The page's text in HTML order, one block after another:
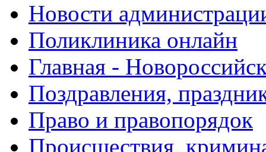
Новости
Поликлиника онлайн
Главная -
Поздравления,
Право и правопорядок
Происшествия,